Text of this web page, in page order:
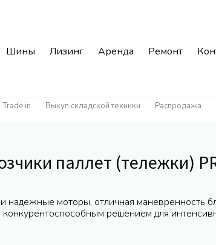
Шины Лизинг Аренда Ремонт
Trade in Выкуп складской техники Распродажа
паллет (тележки)
моторы, отличная маневренность
конкурентоспособным решением для